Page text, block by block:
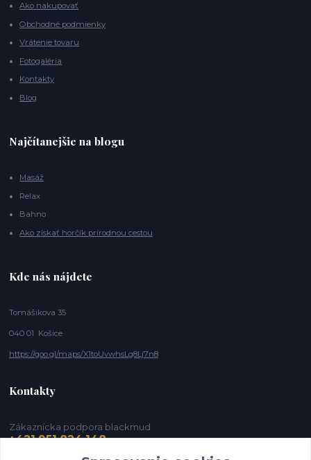
Ako nakupovať
Obchodné podmienky
Vrátenie tovaru
Fotogaléria
Kontakty
Blog
Najčítanejšie na blogu
Masáž
Relax
Bahno
Ako získať horčík prírodnou cestou
Kde nás nájdete
Tomášikova 35
040 01 Košice
https://goo.gl/maps/X1toUvwhsLg8Lj7n8
Kontakty
Zákaznícka podpora blackmud
+421 951 824 148